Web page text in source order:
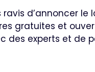
d’annoncer le
gratuites et
des experts et